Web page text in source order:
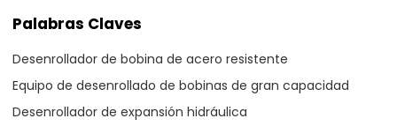
Palabras Claves
Desenrollador de bobina de acero resistente
Equipo de desenrollado de bobinas de gran capacidad
Desenrollador de expansión hidráulica